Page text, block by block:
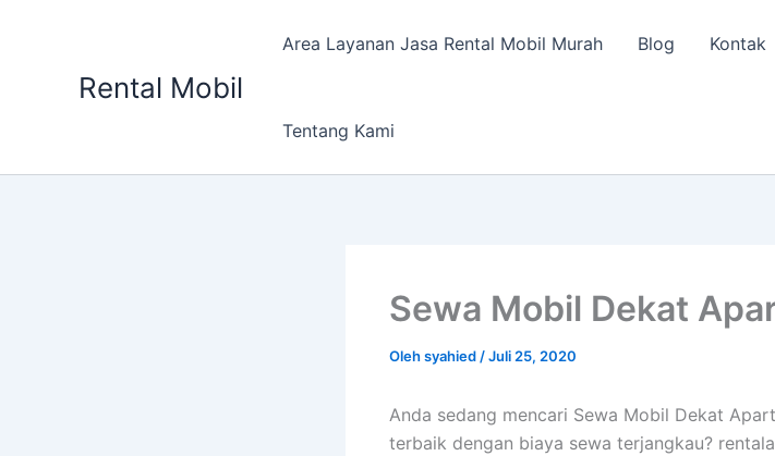
Rental Mobil
Area Layanan Jasa Rental Mobil Murah Blog Kontak
Tentang Kami
Sewa Mobil Dekat
Olehsyahied /Juli 25, 2020
Anda sedang mencari Sewa Mobil Dekat
terbaik dengan biaya sewa terjangkau?